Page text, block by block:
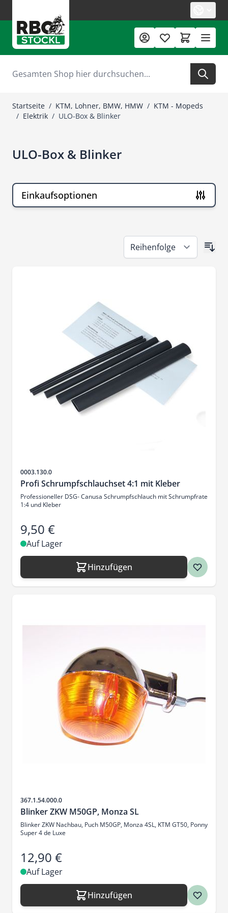
Suche
Startseite / KTM, Lohner, BMW, HMW / KTM - Mopeds
/ Elektrik / ULO-Box & Blinker
ULO-Box & Blinker
Einkaufsoptionen
Artikelnr.
0003.130.0
Profi Schrumpfschlauchset 4:1 mit Kleber
Professioneller DSG- Canusa Schrumpfschlauch mit Schrumpfrate
1:4 und Kleber
9,50 €
Auf Lager
Hinzufügen
Artikelnr.
367.1.54.000.0
Blinker ZKW M50GP, Monza SL
Blinker ZKW Nachbau, Puch M50GP, Monza 4SL, KTM GT50, Ponny
Super 4 de Luxe
12,90 €
Auf Lager
Hinzufügen